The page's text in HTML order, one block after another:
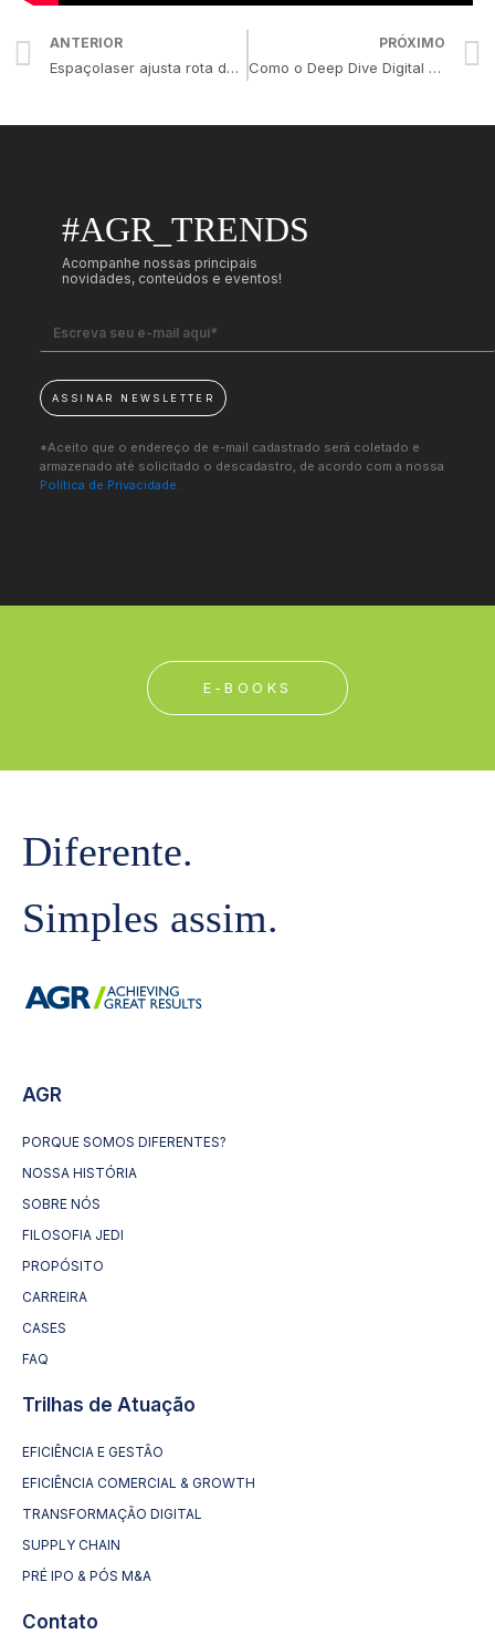
ANTERIOR
Espaçolaser ajusta rota do projeto de expansão internacional
PRÓXIMO
Como o Deep Dive Digital pode potencializar os resultados da sua organização?
#AGR_TRENDS
Acompanhe nossas principais
novidades, conteúdos e eventos!
ASSINAR NEWSLETTER
*Aceito que o endereço de e-mail cadastrado será coletado e
armazenado até solicitado o descadastro, de acordo com a nossa
Política de Privacidade.
E-BOOKS
Diferente.
Simples assim.
AGR
PORQUE SOMOS DIFERENTES?
NOSSA HISTÓRIA
SOBRE NÓS
FILOSOFIA JEDI
PROPÓSITO
CARREIRA
CASES
FAQ
Trilhas de Atuação
EFICIÊNCIA E GESTÃO
EFICIÊNCIA COMERCIAL & GROWTH
TRANSFORMAÇÃO DIGITAL
SUPPLY CHAIN
PRÉ IPO & PÓS M&A
Contato